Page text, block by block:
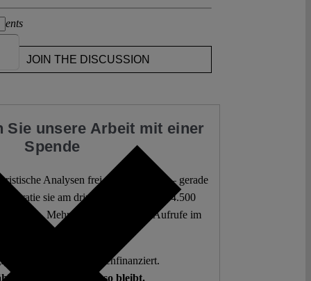
JOIN THE DISCUSSION
Sie unsere Arbeit mit einer
Spende
Analysen frei zur Verfügung – gerade
sie am dringendsten braucht. 4.500
Beiträge. Mehr als fünf Millionen Aufrufe im
Open Access. Spendenfinanziert.
auf Sie, damit es so bleibt.